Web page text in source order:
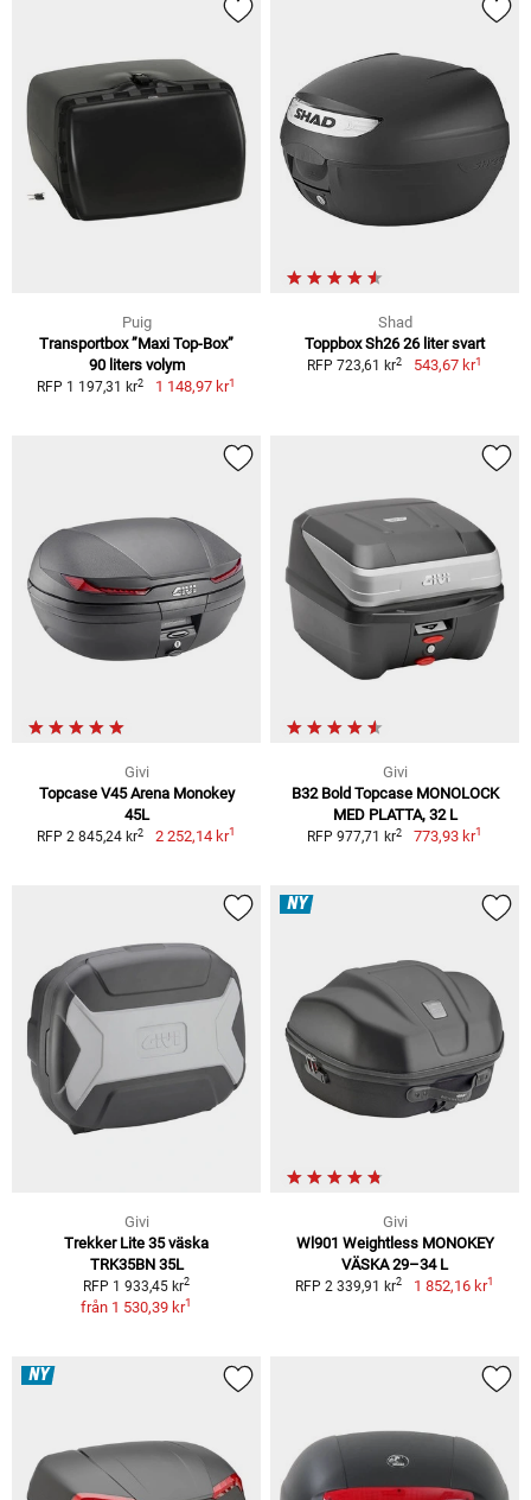
Puig
Transportbox ”Maxi Top-Box”
90 liters volym
RFP 1 197,31 kr2 1 148,97 kr1
Shad
Toppbox Sh26 26 liter svart
RFP 723,61 kr2 543,67 kr1
Givi
Topcase V45 Arena Monokey
45L
RFP 2 845,24 kr2 2 252,14 kr1
Givi
B32 Bold Topcase MONOLOCK
MED PLATTA, 32 L
RFP 977,71 kr2 773,93 kr1
Givi
Trekker Lite 35 väska
TRK35BN 35L
RFP 1 933,45 kr2
från 1 530,39 kr1
NY
Givi
Wl901 Weightless MONOKEY
VÄSKA 29–34 L
RFP 2 339,91 kr2 1 852,16 kr1
NY